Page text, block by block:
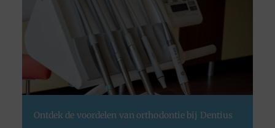
Ontdek de voordelen van orthodontie bij Dentius